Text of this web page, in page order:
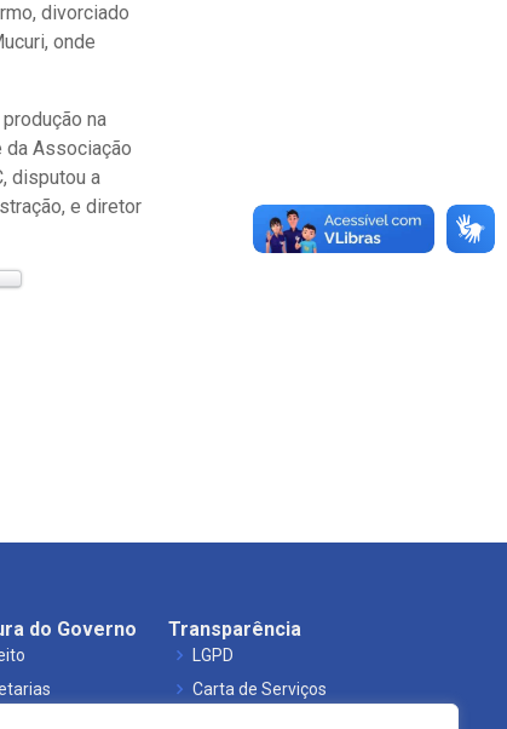
divorciado
onde
na
da Associação
disputou a
e diretor
do Governo Transparência
LGPD
Carta de Serviços